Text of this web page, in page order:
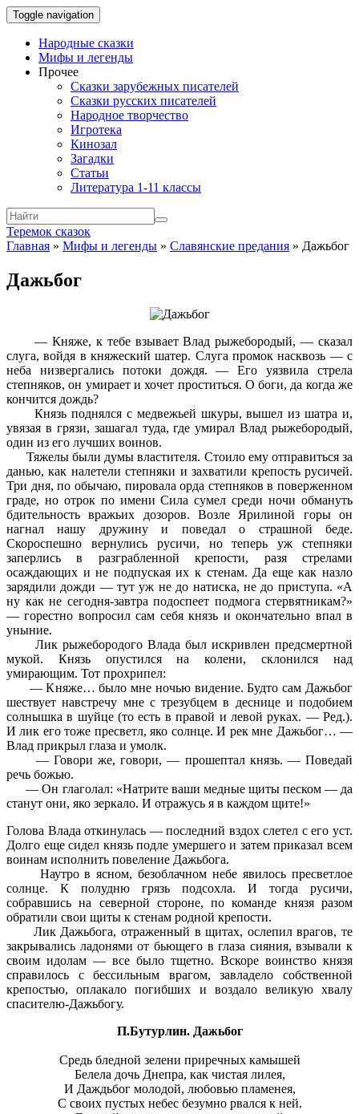
Toggle navigation
Народные сказки
Мифы и легенды
Прочее
Сказки зарубежных писателей
Сказки русских писателей
Народное творчество
Игротека
Кинозал
Загадки
Статьи
Литература 1-11 классы
Теремок сказок
Главная » Мифы и легенды » Славянские предания » Дажьбог
Дажьбог
— Княже, к тебе взывает Влад рыжебородый, — сказал
слуга, войдя в княжеский шатер. Слуга промок насквозь — с
неба низвергались потоки дождя. — Его уязвила стрела
степняков, он умирает и хочет проститься. О боги, да когда же
кончится дождь?
Князь поднялся с медвежьей шкуры, вышел из шатра и,
увязая в грязи, зашагал туда, где умирал Влад рыжебородый,
один из его лучших воинов.
Тяжелы были думы властителя. Стоило ему отправиться за
данью, как налетели степняки и захватили крепость русичей.
Три дня, по обычаю, пировала орда степняков в поверженном
граде, но отрок по имени Сила сумел среди ночи обмануть
бдительность вражьих дозоров. Возле Ярилиной горы он
нагнал нашу дружину и поведал о страшной беде.
Скороспешно вернулись русичи, но теперь уж степняки
заперлись в разграбленной крепости, разя стрелами
осаждающих и не подпуская их к стенам. Да еще как назло
зарядили дожди — тут уж не до натиска, не до приступа. «А
ну как не сегодня-завтра подоспеет подмога стервятникам?»
— горестно вопросил сам себя князь и окончательно впал в
уныние.
Лик рыжебородого Влада был искривлен предсмертной
мукой. Князь опустился на колени, склонился над
умирающим. Тот прохрипел:
— Княже… было мне ночью видение. Будто сам Дажьбог
шествует навстречу мне с трезубцем в деснице и подобием
солнышка в шуйце (то есть в правой и левой руках. — Ред.).
И лик его тоже пресветл, яко солнце. И рек мне Дажьбог… —
Влад прикрыл глаза и умолк.
— Говори же, говори, — прошептал князь. — Поведай
речь божью.
— Он глаголал: «Натрите ваши медные щиты песком — да
станут они, яко зеркало. И отражусь я в каждом щите!»
Голова Влада откинулась — последний вздох слетел с его уст.
Долго еще сидел князь подле умершего и затем приказал всем
воинам исполнить повеление Дажьбога.
Наутро в ясном, безоблачном небе явилось пресветлое
солнце. К полудню грязь подсохла. И тогда русичи,
собравшись на северной стороне, по команде князя разом
обратили свои щиты к стенам родной крепости.
Лик Дажьбога, отраженный в щитах, ослепил врагов, те
закрывались ладонями от бьющего в глаза сияния, взывали к
своим идолам — все было тщетно. Вскоре воинство князя
справилось с бессильным врагом, завладело собственной
крепостью, оплакало погибших и воздало великую хвалу
спасителю-Дажьбогу.
П.Бутурлин. Дажьбог
Средь бледной зелени приречных камышей
Белела дочь Днепра, как чистая лилея,
И Даждьбог молодой, любовью пламенея,
С своих пустых небес безумно рвался к ней.